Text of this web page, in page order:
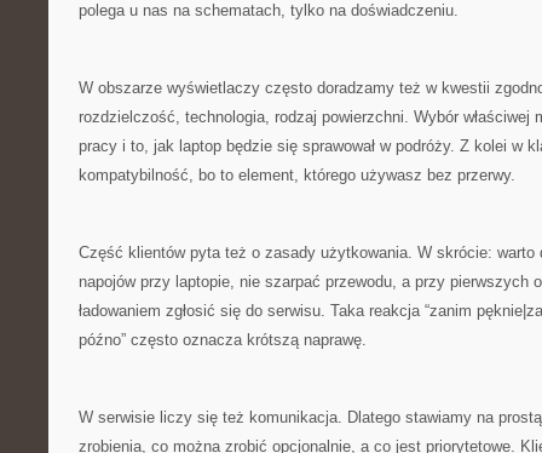
polega u nas na schematach, tylko na doświadczeniu.
W obszarze wyświetlaczy często doradzamy też w kwestii
rozdzielczość, technologia, rodzaj powierzchni. Wybór właściwej
pracy i to, jak laptop będzie się sprawował w podróży. Z kolei w
kompatybilność, bo to element, którego używasz bez przerwy.
Część klientów pyta też o zasady użytkowania. W skrócie: warto
napojów przy laptopie, nie szarpać przewodu, a przy pierwszych
ładowaniem zgłosić się do serwisu. Taka reakcja “zanim
późno” często oznacza krótszą naprawę.
W serwisie liczy się też komunikacja. Dlatego stawiamy na
zrobienia, co można zrobić opcjonalnie, a co jest priorytetowe.